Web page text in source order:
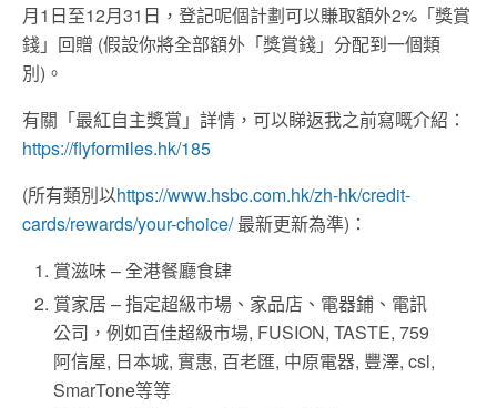
月1日至12月31日，登記呢個計劃可以賺取額外2%「獎賞
錢」回贈 (假設你將全部額外「獎賞錢」分配到一個類
別)。
有關「最紅自主獎賞」詳情，可以睇返我之前寫嘅介紹：
https://flyformiles.hk/185
(所有類別以https://www.hsbc.com.hk/zh-hk/credit-
cards/rewards/your-choice/最新更新為準)：
賞滋味 – 全港餐廳食肆
賞家居 – 指定超級市場、家品店、電器鋪、電訊
公司，例如百佳超級市場, FUSION, TASTE, 759
阿信屋, 日本城, 實惠, 百老匯, 中原電器, 豐澤, csl,
SmarTone等等